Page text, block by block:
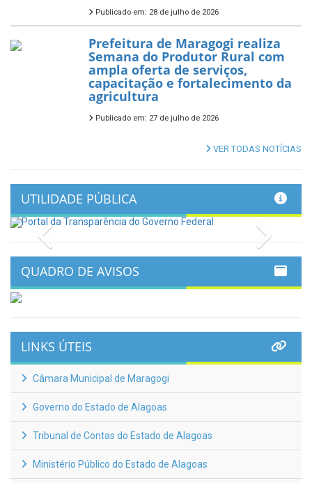
Publicado em: 28 de julho de 2026
Prefeitura de Maragogi realiza
Semana do Produtor Rural com
ampla oferta de serviços,
capacitação e fortalecimento da
agricultura
Publicado em: 27 de julho de 2026
VER TODAS NOTÍCIAS
UTILIDADE PÚBLICA
Previous
QUADRO DE AVISOS
LINKS ÚTEIS
Câmara Municipal de Maragogi
Governo do Estado de Alagoas
Tribunal de Contas do Estado de Alagoas
Ministério Público do Estado de Alagoas